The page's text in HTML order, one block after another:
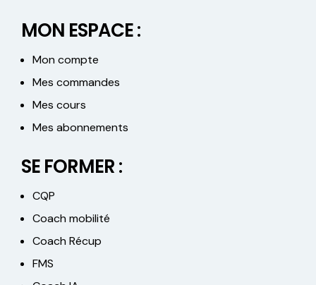
MON ESPACE :
Mon compte
Mes commandes
Mes cours
Mes abonnements
SE FORMER :
CQP
Coach mobilité
Coach Récup
FMS